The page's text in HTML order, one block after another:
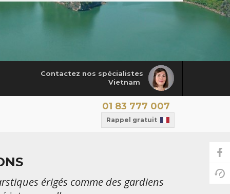
Contactez nos spécialistes
Vietnam
01 83 777 007
Rappel gratuit
érigés comme des gardiens